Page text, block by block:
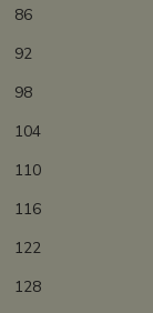
86
92
98
104
110
116
122
128